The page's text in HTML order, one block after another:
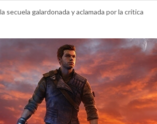
secuela galardonada y aclamada por la crítica